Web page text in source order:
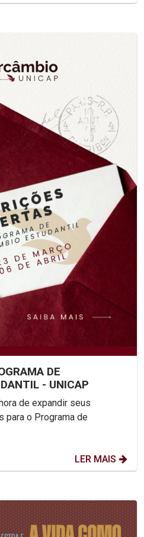
DE
- UNICAP
LER MAIS